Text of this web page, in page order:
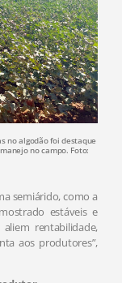
no algodão foi destaque
no campo. Foto:
semiárido, como a
estáveis e
rentabilidade,
aos produtores”,